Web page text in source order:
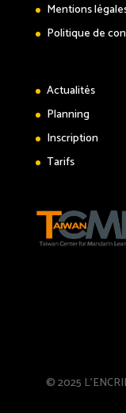
Mentions
Politique de
Actualités
Planning
Inscription
Tarifs
© 2025